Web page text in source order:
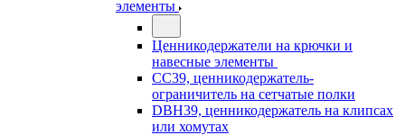
элементы
Ценникодержатели на крючки и
навесные элементы
CC39, ценникодержатель-
ограничитель на сетчатые полки
DBH39, ценникодержатель на клипсах
или хомутах